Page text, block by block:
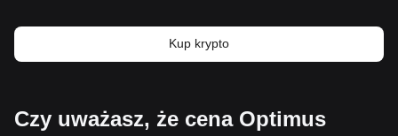
Kup krypto
Czy uważasz, że cena Optimus